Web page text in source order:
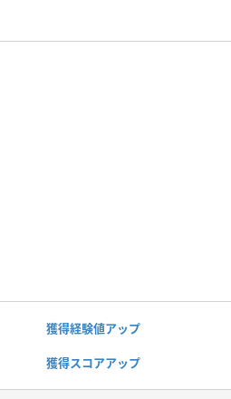
獲得経験値アップ
獲得スコアアップ